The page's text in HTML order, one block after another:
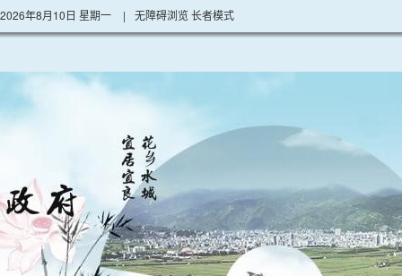
2026年8月10日 星期一 | 无障碍浏览长者模式